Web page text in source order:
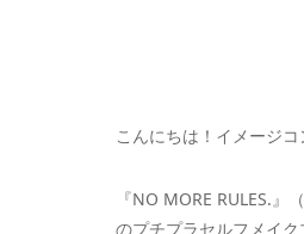
こんにちは！イメージ
『NO MORE RULES.
のプチプラセルフメイク